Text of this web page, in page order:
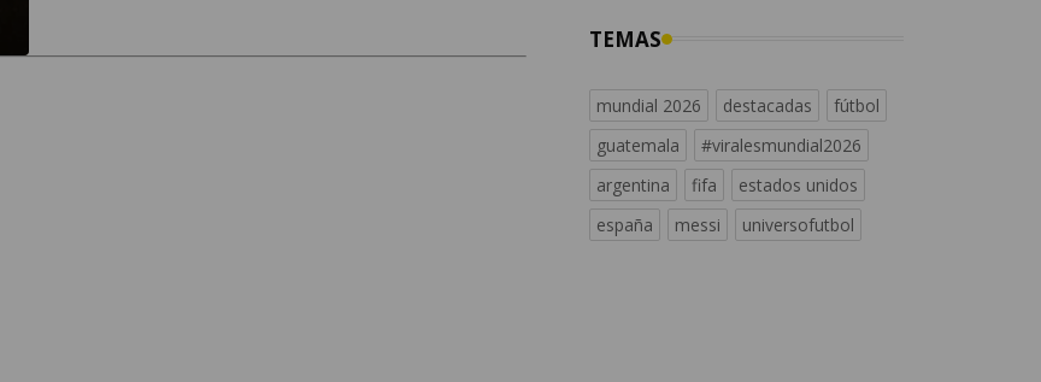
TEMAS
mundial 2026 destacadas
fútbol
guatemala
#viralesmundial2026
argentina
fifa
estados unidos
españa
messi universofutbol